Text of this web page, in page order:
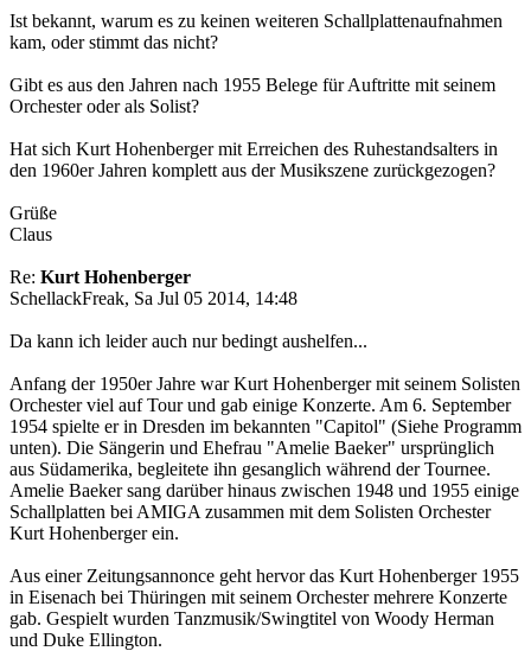
Ist bekannt, warum es zu keinen weiteren Schallplattenaufnahmen
kam, oder stimmt das nicht?
Gibt es aus den Jahren nach 1955 Belege für Auftritte mit seinem
Orchester oder als Solist?
Hat sich Kurt Hohenberger mit Erreichen des Ruhestandsalters in
den 1960er Jahren komplett aus der Musikszene zurückgezogen?
Grüße
Claus
Re: Kurt Hohenberger
SchellackFreak, Sa Jul 05 2014, 14:48
Da kann ich leider auch nur bedingt aushelfen...
Anfang der 1950er Jahre war Kurt Hohenberger mit seinem Solisten
Orchester viel auf Tour und gab einige Konzerte. Am 6. September
1954 spielte er in Dresden im bekannten "Capitol" (Siehe Programm
unten). Die Sängerin und Ehefrau "Amelie Baeker" ursprünglich
aus Südamerika, begleitete ihn gesanglich während der Tournee.
Amelie Baeker sang darüber hinaus zwischen 1948 und 1955 einige
Schallplatten bei AMIGA zusammen mit dem Solisten Orchester
Kurt Hohenberger ein.
Aus einer Zeitungsannonce geht hervor das Kurt Hohenberger 1955
in Eisenach bei Thüringen mit seinem Orchester mehrere Konzerte
gab. Gespielt wurden Tanzmusik/Swingtitel von Woody Herman
und Duke Ellington.